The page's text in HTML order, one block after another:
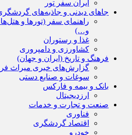
ایران سفر تور
جاهای دیدنی و جاذبه‌های
راهنمای سفر (تورها و
و…)
غذا و رستوران
کشاورزی و دامپروری
فرهنگ و تاریخ (ایران و جهان)
گزارش‌های خبری میراث
سوغات و صنایع دستی
بانک و بیمه و فارکس
ارزدیجیتال
صنعت و تجارت و خدمات
فناوری
اقتصاد گردشگری
خودرو